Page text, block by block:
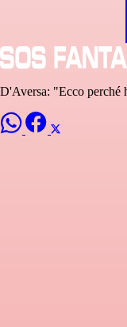
D'Aversa: "Ecco perché